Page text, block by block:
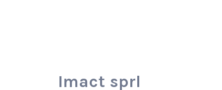
Imact sprl